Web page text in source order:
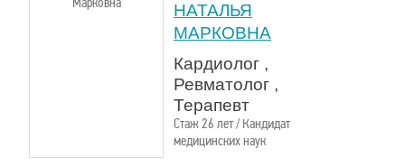
НАТАЛЬЯ
МАРКОВНА
Кардиолог ,
Ревматолог ,
Терапевт
Стаж 26 лет / Кандидат
медицинских наук